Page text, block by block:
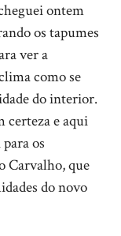
ontem
os tapumes
ver a
como se
do interior.
certeza e aqui
os
Carvalho, que
do novo